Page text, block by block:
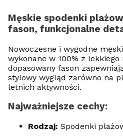
Męskie spodenki
fason, funkcjonalne
Nowoczesne i wygodne
wykonane w 100% z
dopasowany fason
stylowy wygląd zarówno na
letnich aktywności.
Najważniejsze cechy:
Rodzaj: Spodenki